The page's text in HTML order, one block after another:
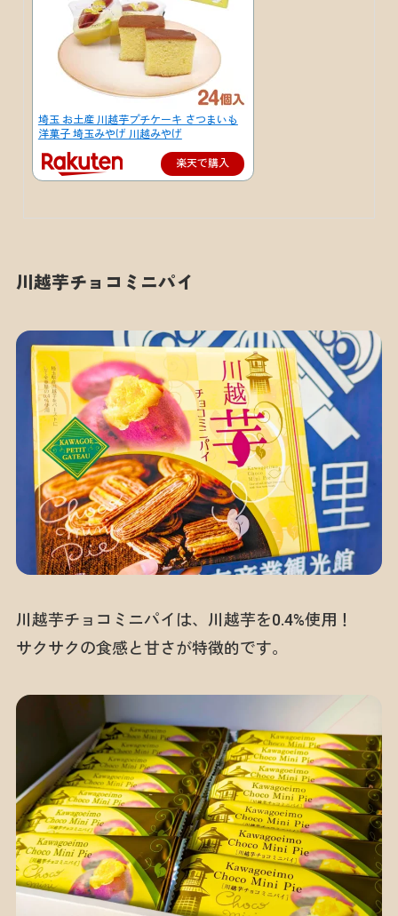
埼玉 お土産 川越芋プチケーキ さつまいも
洋菓子 埼玉みやげ 川越みやげ
楽天で購入
川越芋チョコミニパイ
川越芋チョコミニパイは、川越芋を0.4%使用！
サクサクの食感と甘さが特徴的です。